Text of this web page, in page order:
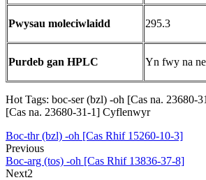
Pwysau moleciwlaidd 295.3
Purdeb gan HPLC Yn fwy na
Hot Tags: boc-ser (bzl) -oh [Cas na. 23680-
[Cas na. 23680-31-1] Cyflenwyr
Boc-thr (bzl) -oh [Cas Rhif 15260-10-3]
Previous
Boc-arg (tos) -oh [Cas Rhif 13836-37-8]
Next2